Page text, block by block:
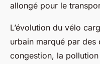
allongé pour le
L’évolution du vélo
urbain marqué par
congestion, la